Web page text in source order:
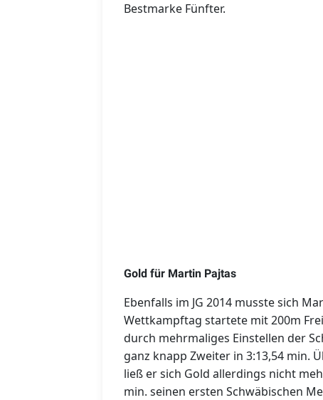
Bestmarke Fünfter.
Gold für Martin Pajtas
Ebenfalls im JG 2014 musste sich
Wettkampftag startete mit 200m
durch mehrmaliges Einstellen der
ganz knapp Zweiter in 3:13,54 min.
ließ er sich Gold allerdings nicht
min. seinen ersten Schwäbischen